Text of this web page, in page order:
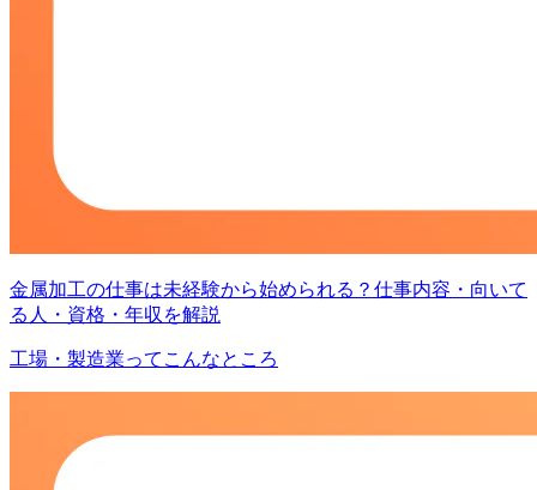
金属加工の仕事は未経験から始められる？仕事内容・向いて
る人・資格・年収を解説
工場・製造業ってこんなところ